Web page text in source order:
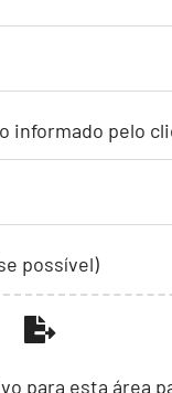
informado pelo
possível)
para esta área